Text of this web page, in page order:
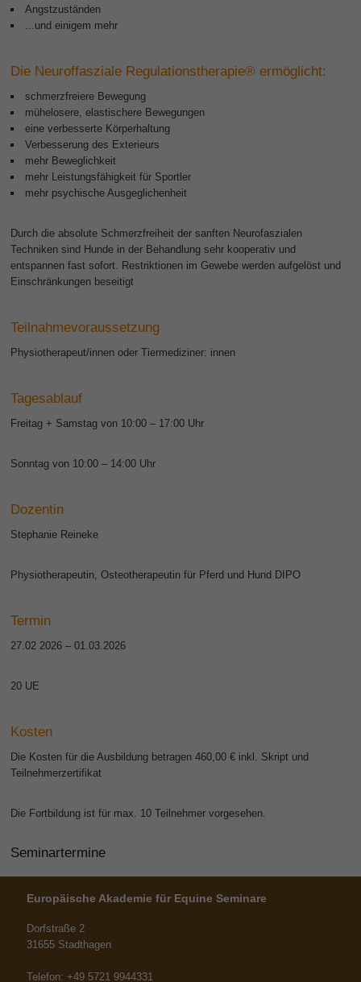
Angstzuständen
...und einigem mehr
Die Neuroffasziale Regulationstherapie® ermöglicht:
schmerzfreiere Bewegung
mühelosere, elastischere Bewegungen
eine verbesserte Körperhaltung
Verbesserung des Exterieurs
mehr Beweglichkeit
mehr Leistungsfähigkeit für Sportler
mehr psychische Ausgeglichenheit
Durch die absolute Schmerzfreiheit der sanften Neurofaszialen
Techniken sind Hunde in der Behandlung sehr kooperativ und
entspannen fast sofort. Restriktionen im Gewebe werden aufgelöst und
Einschränkungen beseitigt
Teilnahmevoraussetzung
Physiotherapeut/innen oder Tiermediziner: innen
Tagesablauf
Freitag + Samstag von 10:00 – 17:00 Uhr
Sonntag von 10:00 – 14:00 Uhr
Dozentin
Stephanie Reineke
Physiotherapeutin, Osteotherapeutin für Pferd und Hund DIPO
Termin
27.02 2026 – 01.03.2026
20 UE
Kosten
Die Kosten für die Ausbildung betragen 460,00 € inkl. Skript und
Teilnehmerzertifikat
Die Fortbildung ist für max. 10 Teilnehmer vorgesehen.
Seminartermine
Europäische Akademie für Equine Seminare
Dorfstraße 2
31655 Stadthagen
Telefon: +49 5721 9944331